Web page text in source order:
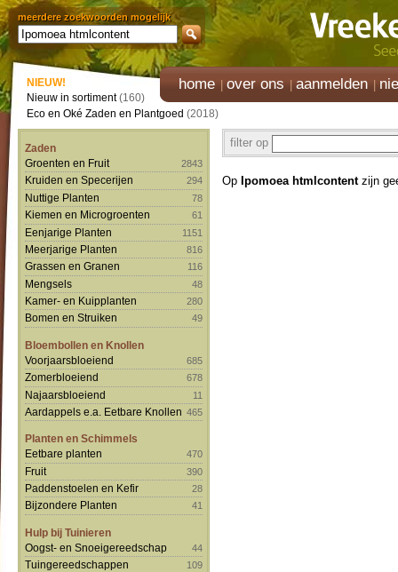
meerdere zoekwoorden mogelijk
home over ons aanmelden
NIEUW!
Nieuw in sortiment(160)
Eco en Oké Zaden en Plantgoed (2018)
Zaden
Groenten en Fruit
2843
Kruiden en Specerijen 294
Nuttige Planten 78
Kiemen en Microgroenten 61
Eenjarige Planten 1151
Meerjarige Planten 816
Grassen en Granen 116
Mengsels 48
Kamer- en Kuipplanten 280
Bomen en Struiken 49
Bloembollen en Knollen
Voorjaarsbloeiend
685
Zomerbloeiend 678
Najaarsbloeiend 11
Aardappels e.a. Eetbare Knollen 465
Planten en Schimmels
Eetbare planten
470
Fruit 390
Paddenstoelen en Kefir 28
Bijzondere Planten 41
Hulp bij Tuinieren
Oogst- en Snoeigereedschap
44
Tuingereedschappen 109
filter op
Op Ipomoea htmlcontentzijn